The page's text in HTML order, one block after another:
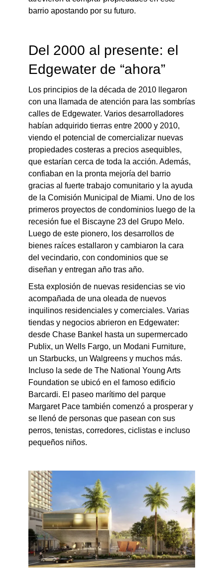
barrio apostando por su futuro.
Del 2000 al presente: el
Edgewater de “ahora”
Los principios de la década de 2010 llegaron
con una llamada de atención para las sombrías
calles de Edgewater. Varios desarrolladores
habían adquirido tierras entre 2000 y 2010,
viendo el potencial de comercializar nuevas
propiedades costeras a precios asequibles,
que estarían cerca de toda la acción. Además,
confiaban en la pronta mejoría del barrio
gracias al fuerte trabajo comunitario y la ayuda
de la Comisión Municipal de Miami. Uno de los
primeros proyectos de condominios luego de la
recesión fue el Biscayne 23 del Grupo Melo.
Luego de este pionero, los desarrollos de
bienes raíces estallaron y cambiaron la cara
del vecindario, con condominios que se
diseñan y entregan año tras año.
Esta explosión de nuevas residencias se vio
acompañada de una oleada de nuevos
inquilinos residenciales y comerciales. Varias
tiendas y negocios abrieron en Edgewater:
desde Chase Bankel hasta un supermercado
Publix, un Wells Fargo, un Modani Furniture,
un Starbucks, un Walgreens y muchos más.
Incluso la sede de The National Young Arts
Foundation se ubicó en el famoso edificio
Barcardi. El paseo marítimo del parque
Margaret Pace también comenzó a prosperar y
se llenó de personas que pasean con sus
perros, tenistas, corredores, ciclistas e incluso
pequeños niños.